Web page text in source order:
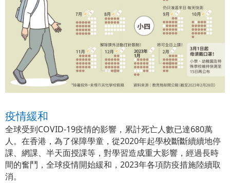
疫情緩和
全球受到COVID-19疫情的影響，累計死亡人數已達680萬
人。在香港，為了保障學童，從2020年起學校斷斷續續地停
課、網課、半天面授課等，對學習造成重大影響，經過長時
間的奮鬥，全球疫情開始緩和，2023年各項防疫措施陸續取
消。